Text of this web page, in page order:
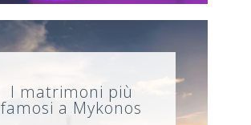
I matrimoni più
famosi a Mykonos